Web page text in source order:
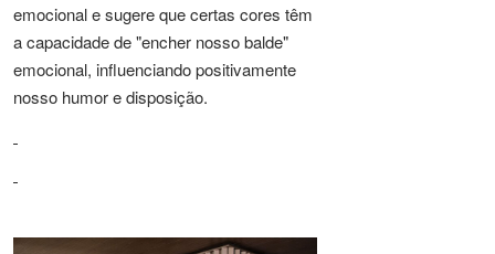
emocional e sugere que certas cores têm
a capacidade de "encher nosso balde"
emocional, influenciando positivamente
nosso humor e disposição.